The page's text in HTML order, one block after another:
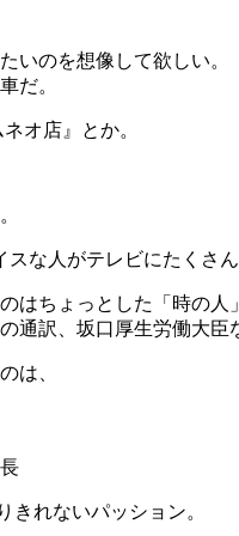
いのを想像して欲しい。
だ。
オ店』とか。
な人がテレビにたくさん
はちょっとした「時の人
通訳、坂口厚生労働大臣
は、
きれないパッション。